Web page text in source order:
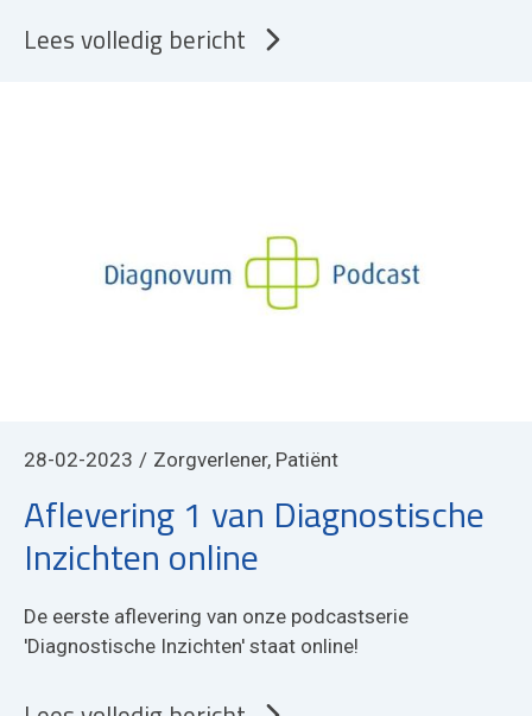
Lees volledig bericht
28-02-2023 Zorgverlener, Patiënt
Aflevering 1 van Diagnostische
Inzichten online
De eerste aflevering van onze podcastserie
'Diagnostische Inzichten' staat online!